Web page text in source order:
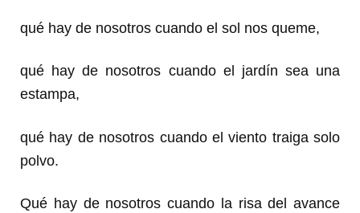
qué hay de nosotros cuando el sol nos queme,
qué hay de nosotros cuando el jardín sea una
estampa,
qué hay de nosotros cuando el viento traiga solo
polvo.
Qué hay de nosotros cuando la risa del avance